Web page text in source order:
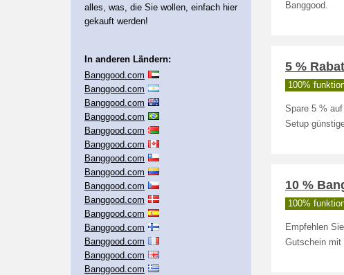
alles, was, die Sie wollen, einfach hier
gekauft werden!
In anderen Ländern:
Banggood.com
Banggood.com
Banggood.com
Banggood.com
Banggood.com
Banggood.com
Banggood.com
Banggood.com
Banggood.com
Banggood.com
Banggood.com
Banggood.com
Banggood.com
Banggood.com
Banggood.com
Banggood.
5 %
100%
Spare 5 %
Setup
10 %
100%
Empfehlen
Gutschein mit